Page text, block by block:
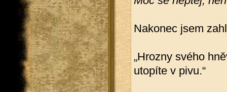
Nakonec jsem
„Hrozny svého
utopíte v pivu.“